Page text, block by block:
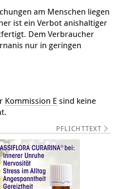
am Menschen liegen
ist ein Verbot anishaltiger
Dem Verbraucher
nur in geringen
Kommission E sind keine
PFLICHTTEXT